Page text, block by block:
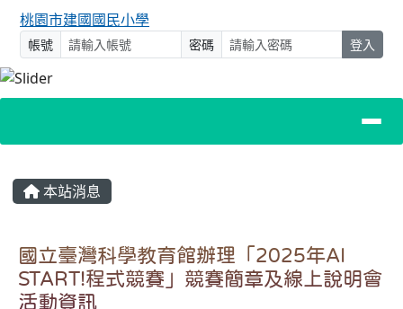
桃園市建國國民小學
帳號 密碼 登入
主內容區域
本站消息
國立臺灣科學教育館辦理「2025年AI
START!程式競賽」競賽簡章及線上說明會
活動資訊